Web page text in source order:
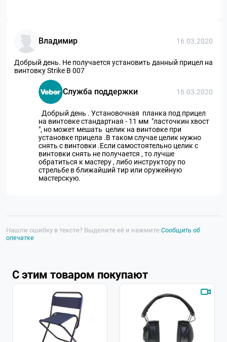
Владимир 16.03.2020
Добрый день. Не получается установить данный прицел на
винтовку Strike B 007
Служба поддержки 16.03.2020
Добрый день . Установочная планка под прицел
на винтовке стандартная - 11 мм "ласточкин хвост
", но может мешать целик на винтовке при
установке прицела .В таком случае целик нужно
снять с винтовки .Если самостоятельно целик с
винтовки снять не получается , то лучше
обратиться к мастеру , либо инструктору по
стрельбе в ближайший тир или оружейную
мастерскую.
Нашли ошибку в тексте? Выделите её и нажмите Сообщить об
опечатке
С этим товаром покупают